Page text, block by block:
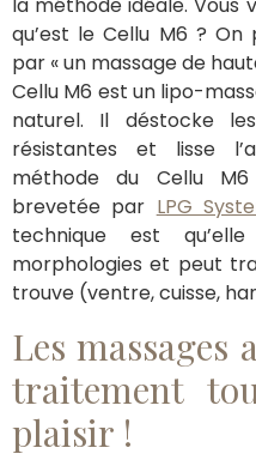
qu’est le Cellu M6 ?
par « un massage de
Cellu M6 est un lipo-
naturel. Il déstocke
résistantes et lisse
méthode du Cellu M6
brevetée par LPG
technique est
morphologies et peut
trouve (ventre, cuisse,
Les
traitement
plaisir !